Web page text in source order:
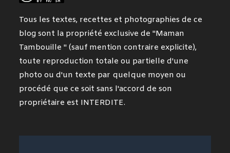
Tous les textes, recettes et photographies de ce
blog sont la propriété exclusive de "Maman
Tambouille " (sauf mention contraire explicite),
toute reproduction totale ou partielle d'une
photo ou d'un texte par quelque moyen ou
procédé que ce soit sans l'accord de son
propriétaire est INTERDITE.